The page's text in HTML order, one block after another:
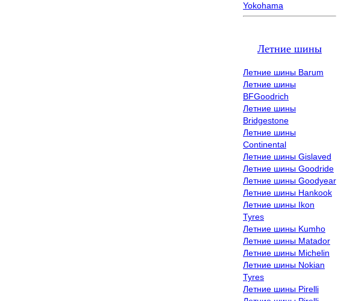
Yokohama
Летние шины
Летние шины Barum
Летние шины
BFGoodrich
Летние шины
Bridgestone
Летние шины
Continental
Летние шины Gislaved
Летние шины Goodride
Летние шины Goodyear
Летние шины Hankook
Летние шины Ikon
Tyres
Летние шины Kumho
Летние шины Matador
Летние шины Michelin
Летние шины Nokian
Tyres
Летние шины Pirelli